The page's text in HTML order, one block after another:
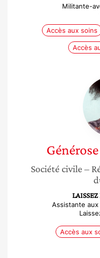
Militante-
Accès aux soins
Accès
Générose
Société civile –
LAISSEZ
Assistante
Accès aux